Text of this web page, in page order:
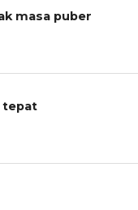
masa puber
tepat